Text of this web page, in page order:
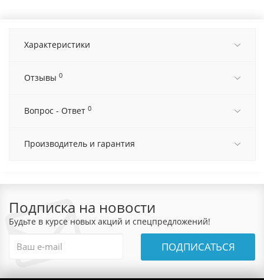
Характеристики
Отзывы 0
Вопрос - Ответ 0
Производитель и гарантия
Подписка на новости
Будьте в курсе новых акций и спецпредложений!
ПОДПИСАТЬСЯ